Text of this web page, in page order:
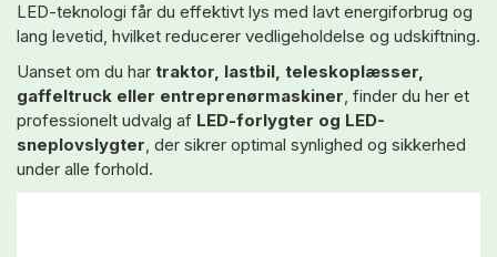
LED-teknologi får du effektivt lys med lavt energiforbrug og
lang levetid, hvilket reducerer vedligeholdelse og udskiftning.
Uanset om du har traktor, lastbil, teleskoplæsser,
gaffeltruck eller entreprenørmaskiner, finder du her et
professionelt udvalg af LED-forlygter og LED-
sneplovslygter, der sikrer optimal synlighed og sikkerhed
under alle forhold.